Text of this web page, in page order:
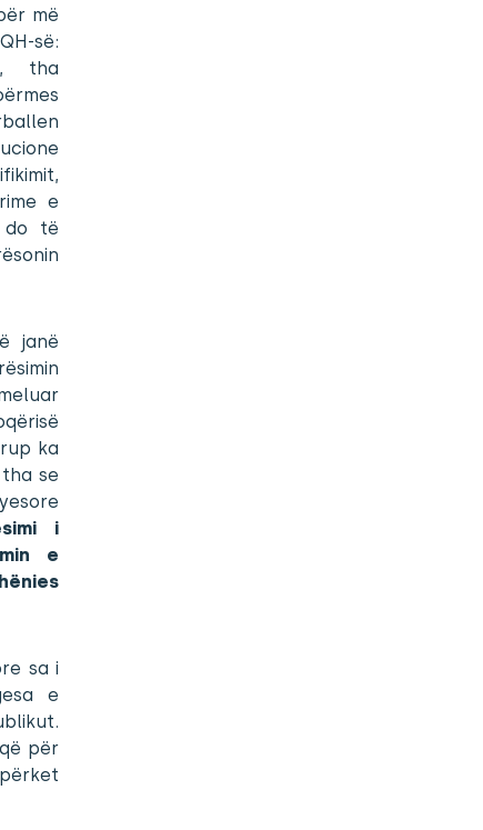
më
së:
), tha
e
do të
janë
ka
se
i
e
sa i
e
për